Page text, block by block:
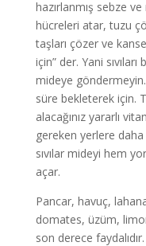
hazırlanmış sebze
hücreleri atar, tuzu
taşları çözer ve
için” der. Yani
mideye
süre bekleterek için.
alacağınız yararlı
gereken yerlere daha
sıvılar mideyi hem
açar.
Pancar, havuç,
domates, üzüm,
son derece